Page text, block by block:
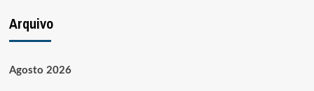
Arquivo
Agosto 2026